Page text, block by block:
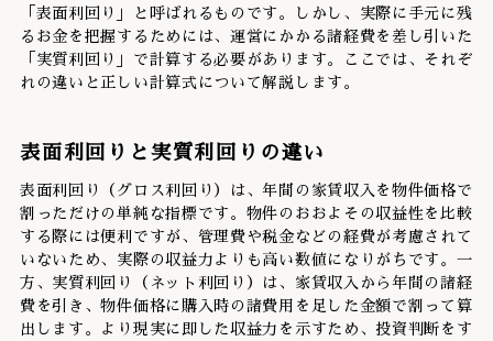
「表面利回り」と呼ばれるものです。しかし、実際に手元に残
るお金を把握するためには、運営にかかる諸経費を差し引いた
「実質利回り」で計算する必要があります。ここでは、それぞ
れの違いと正しい計算式について解説します。
表面利回りと実質利回りの違い
表面利回り（グロス利回り）は、年間の家賃収入を物件価格で
割っただけの単純な指標です。物件のおおよその収益性を比較
する際には便利ですが、管理費や税金などの経費が考慮されて
いないため、実際の収益力よりも高い数値になりがちです。一
方、実質利回り（ネット利回り）は、家賃収入から年間の諸経
費を引き、物件価格に購入時の諸費用を足した金額で割って算
出します。より現実に即した収益力を示すため、投資判断をす